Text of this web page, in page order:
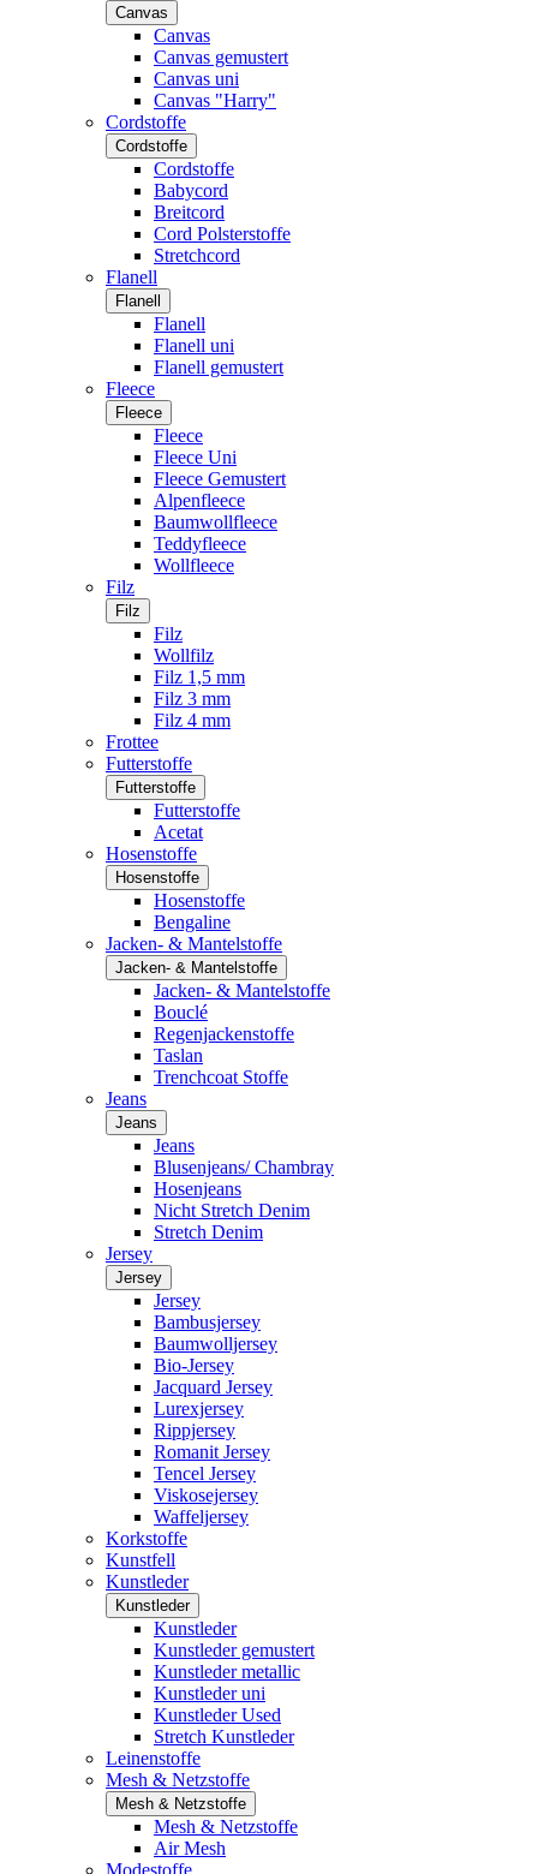
Canvas
Canvas
Canvas gemustert
Canvas uni
Canvas "Harry"
Cordstoffe
Cordstoffe
Cordstoffe
Babycord
Breitcord
Cord Polsterstoffe
Stretchcord
Flanell
Flanell
Flanell
Flanell uni
Flanell gemustert
Fleece
Fleece
Fleece
Fleece Uni
Fleece Gemustert
Alpenfleece
Baumwollfleece
Teddyfleece
Wollfleece
Filz
Filz
Filz
Wollfilz
Filz 1,5 mm
Filz 3 mm
Filz 4 mm
Frottee
Futterstoffe
Futterstoffe
Futterstoffe
Acetat
Hosenstoffe
Hosenstoffe
Hosenstoffe
Bengaline
Jacken- & Mantelstoffe
Jacken- & Mantelstoffe
Jacken- & Mantelstoffe
Bouclé
Regenjackenstoffe
Taslan
Trenchcoat Stoffe
Jeans
Jeans
Jeans
Blusenjeans/ Chambray
Hosenjeans
Nicht Stretch Denim
Stretch Denim
Jersey
Jersey
Jersey
Bambusjersey
Baumwolljersey
Bio-Jersey
Jacquard Jersey
Lurexjersey
Rippjersey
Romanit Jersey
Tencel Jersey
Viskosejersey
Waffeljersey
Korkstoffe
Kunstfell
Kunstleder
Kunstleder
Kunstleder
Kunstleder gemustert
Kunstleder metallic
Kunstleder uni
Kunstleder Used
Stretch Kunstleder
Leinenstoffe
Mesh & Netzstoffe
Mesh & Netzstoffe
Mesh & Netzstoffe
Air Mesh
Modestoffe